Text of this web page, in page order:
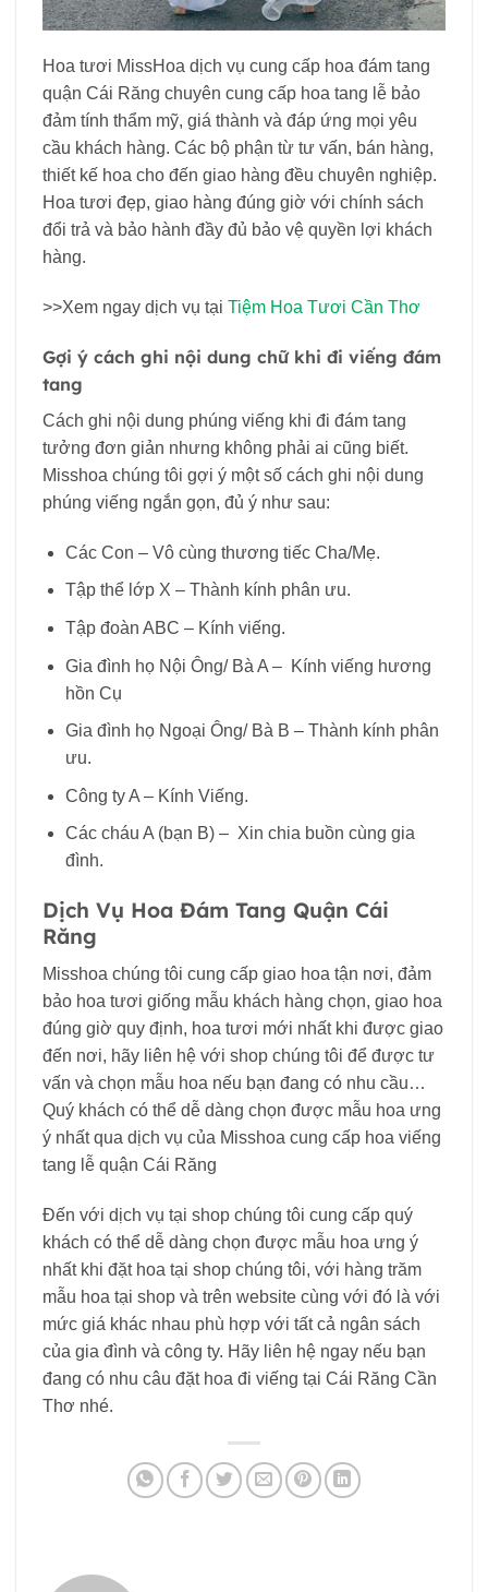
Hoa tươi MissHoa dịch vụ cung cấp hoa đám tang
quận Cái Răng chuyên cung cấp hoa tang lễ bảo
đảm tính thẩm mỹ, giá thành và đáp ứng mọi yêu
cầu khách hàng. Các bộ phận từ tư vấn, bán hàng,
thiết kế hoa cho đến giao hàng đều chuyên nghiệp.
Hoa tươi đẹp, giao hàng đúng giờ với chính sách
đổi trả và bảo hành đầy đủ bảo vệ quyền lợi khách
hàng.
>>Xem ngay dịch vụ tại Tiệm Hoa Tươi Cần Thơ
Gợi ý cách ghi nội dung chữ khi đi viếng đám
tang
Cách ghi nội dung phúng viếng khi đi đám tang
tưởng đơn giản nhưng không phải ai cũng biết.
Misshoa chúng tôi gợi ý một số cách ghi nội dung
phúng viếng ngắn gọn, đủ ý như sau:
Các Con – Vô cùng thương tiếc Cha/Mẹ.
Tập thể lớp X – Thành kính phân ưu.
Tập đoàn ABC – Kính viếng.
Gia đình họ Nội Ông/ Bà A – Kính viếng hương
hồn Cụ
Gia đình họ Ngoại Ông/ Bà B – Thành kính phân
ưu.
Công ty A – Kính Viếng.
Các cháu A (bạn B) – Xin chia buồn cùng gia
đình.
Dịch Vụ Hoa Đám Tang Quận Cái
Răng
Misshoa chúng tôi cung cấp giao hoa tận nơi, đảm
bảo hoa tươi giống mẫu khách hàng chọn, giao hoa
đúng giờ quy định, hoa tươi mới nhất khi được giao
đến nơi, hãy liên hệ với shop chúng tôi để được tư
vấn và chọn mẫu hoa nếu bạn đang có nhu cầu…
Quý khách có thể dễ dàng chọn được mẫu hoa ưng
ý nhất qua dịch vụ của Misshoa cung cấp hoa viếng
tang lễ quận Cái Răng
Đến với dịch vụ tại shop chúng tôi cung cấp quý
khách có thể dễ dàng chọn được mẫu hoa ưng ý
nhất khi đặt hoa tại shop chúng tôi, với hàng trăm
mẫu hoa tại shop và trên website cùng với đó là với
mức giá khác nhau phù hợp với tất cả ngân sách
của gia đình và công ty. Hãy liên hệ ngay nếu bạn
đang có nhu câu đặt hoa đi viếng tại Cái Răng Cần
Thơ nhé.